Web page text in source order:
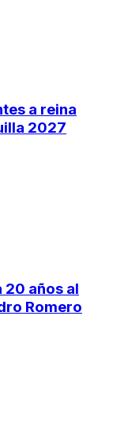
a reina
2027
20 años al
Romero